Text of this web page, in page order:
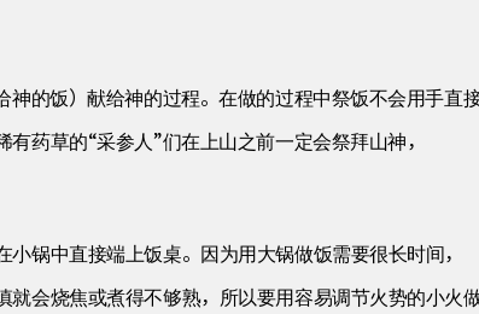
的饭）献给神的过程。在做的过程中祭饭不会用手直接
药草的“采参人”们在上山之前一定会祭拜山神，
锅中直接端上饭桌。因为用大锅做饭需要很长时间，
会烧焦或煮得不够熟，所以要用容易调节火势的小火做